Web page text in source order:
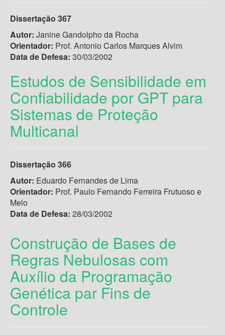
Dissertação 367
Autor: Janine Gandolpho da Rocha
Orientador: Prof. Antonio Carlos Marques Alvim
Data de Defesa: 30/03/2002
Estudos de Sensibilidade em
Confiabilidade por GPT para
Sistemas de Proteção
Multicanal
Dissertação 366
Autor: Eduardo Fernandes de Lima
Orientador: Prof. Paulo Fernando Ferreira Frutuoso e
Melo
Data de Defesa: 28/03/2002
Construção de Bases de
Regras Nebulosas com
Auxílio da Programação
Genética par Fins de
Controle